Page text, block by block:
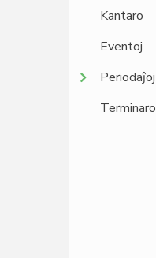
Kantaro
Eventoj
Periodaĵoj
Terminaro